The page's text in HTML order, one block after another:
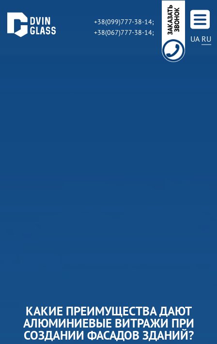
З
А
К
А
З
АТ
Ь
З
В
О
Н
ОК
+38(099)777-38-14;
+38(067)777-38-14;
UA RU
КАКИЕ ПРЕИМУЩЕСТВА ДАЮТ
АЛЮМИНИЕВЫЕ ВИТРАЖИ ПРИ
СОЗДАНИИ ФАСАДОВ ЗДАНИЙ?